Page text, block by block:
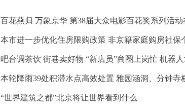
百花燕归 万象京华 第38届大众电影百花奖系列活动
本市进一步优化住房限购政策 非京籍家庭购房社保
吧台调茶饮 街巷卖好物 “新店员”商圈上岗忙 机器
本轮降雨39处积滞水点高效处置 雅园涵洞、分钟寺
“世界建筑之都”北京将让世界看到什么